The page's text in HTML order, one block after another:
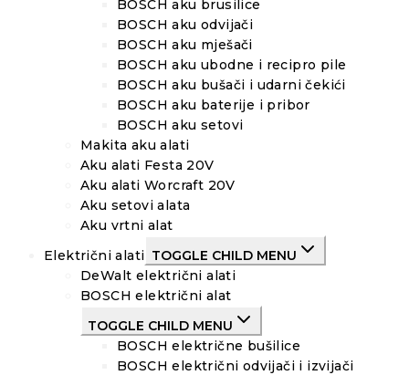
BOSCH aku brusilice
BOSCH aku odvijači
BOSCH aku mješači
BOSCH aku ubodne i recipro pile
BOSCH aku bušači i udarni čekići
BOSCH aku baterije i pribor
BOSCH aku setovi
Makita aku alati
Aku alati Festa 20V
Aku alati Worcraft 20V
Aku setovi alata
Aku vrtni alat
Električni alati TOGGLE CHILD MENU
DeWalt električni alati
BOSCH električni alat
TOGGLE CHILD MENU
BOSCH električne bušilice
BOSCH električni odvijači i izvijači